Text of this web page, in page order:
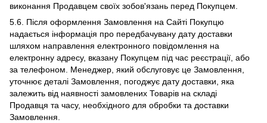
виконання Продавцем своїх зобов'язань перед Покупцем.
5.6. Після оформлення Замовлення на Сайті Покупцю
надається інформація про передбачувану дату доставки
шляхом направлення електронного повідомлення на
електронну адресу, вказану Покупцем під час реєстрації, або
за телефоном. Менеджер, який обслуговує це Замовлення,
уточнює деталі Замовлення, погоджує дату доставки, яка
залежить від наявності замовлених Товарів на складі
Продавця та часу, необхідного для обробки та доставки
Замовлення.